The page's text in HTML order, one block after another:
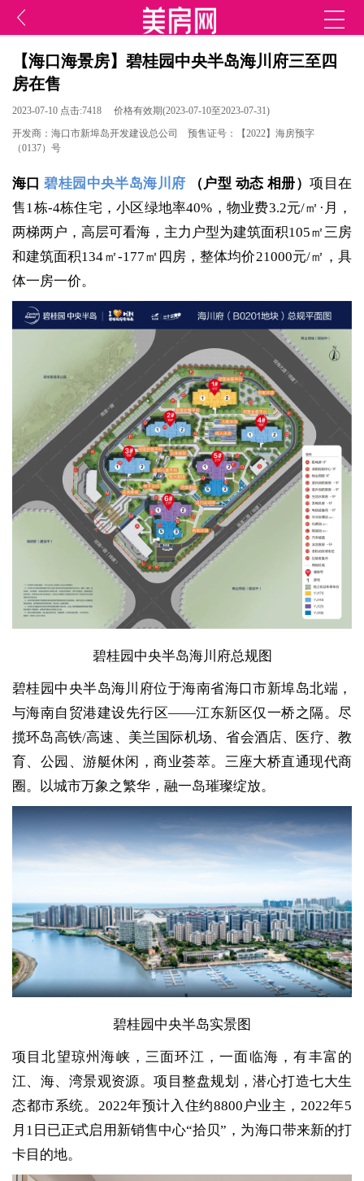
【海口海景房】碧桂园中央半岛海川府三至四
房在售
2023-07-10 点击:7418 价格有效期(2023-07-10至2023-07-31)
开发商：海口市新埠岛开发建设总公司 预售证号：【2022】海房预字
（0137）号
海口 碧桂园中央半岛海川府 （ 户型 动态 相册）项目在
售1栋-4栋住宅，小区绿地率40%，物业费3.2元/㎡·月，
两梯两户， 高层可看海，主力户型为建筑面积105㎡三房
和建筑面积134㎡-177㎡四房，整体均价21000元/㎡，具
体一房一价。
碧桂园中央半岛海川府总规图
碧桂园中央半岛海川府位于海南省海口市新埠岛北端，
与海南自贸港建设先行区——江东新区仅一桥之隔。尽
揽环岛高铁/高速、美兰国际机场、省会酒店、医疗、教
育、公园、游艇休闲，商业荟萃。三座大桥直通现代商
圈。以城市万象之繁华，融一岛璀璨绽放。
碧桂园中央半岛实景图
项目北望琼州海峡，三面环江，一面临海，有丰富的
江、海、湾景观资源。项目整盘规划，潜心打造七大生
态都市系统。2022年预计入住约8800户业主，2022年5
月1日已正式启用新销售中心“拾贝”，为海口带来新的打
卡目的地。